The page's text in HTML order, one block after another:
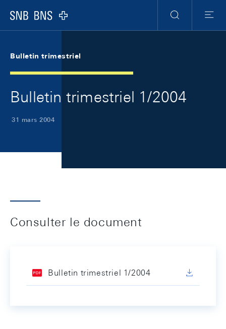
Logo
RechercheMenu
Bulletin trimestriel
Bulletin trimestriel 1/2004
31 mars 2004
Consulter le document
Bulletin trimestriel 1/2004